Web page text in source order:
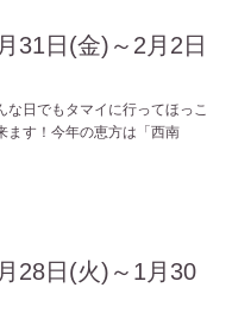
31日(金)～2月2日
日でもタマイに行ってほっこ
ます！今年の恵方は「西南
28日(火)～1月30